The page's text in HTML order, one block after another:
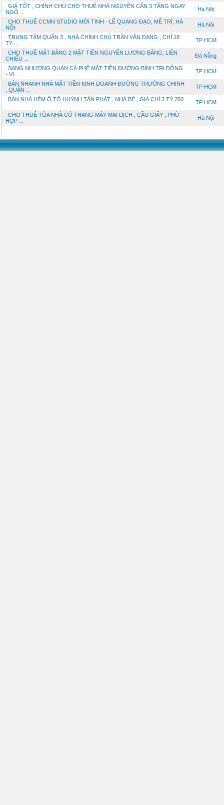
GIÁ TỐT , CHÍNH CHỦ CHO THUÊ NHÀ NGUYÊN CĂN 3 TẦNG NGAY
NGÕ ...
Hà Nội
CHO THUÊ CCMN STUDIO MỚI TINH - LÊ QUANG ĐẠO, MỄ TRÌ, HÀ
NỘI
Hà Nội
TRUNG TÂM QUẬN 3 , NHÀ CHÍNH CHỦ TRẦN VĂN ĐANG , CHỈ 18
TỶ ...
TP HCM
CHO THUÊ MẶT BẰNG 2 MẶT TIỀN NGUYỄN LƯƠNG BẰNG, LIÊN
CHIỂU ...
Đà Nẵng
SANG NHƯỢNG QUÁN CÀ PHÊ MẶT TIỀN ĐƯỜNG BÌNH TRỊ ĐÔNG
- VỊ ...
TP HCM
BÁN NHANH NHÀ MẶT TIỀN KINH DOANH ĐƯỜNG TRƯỜNG CHINH
, QUẬN ...
TP HCM
BÁN NHÀ HẺM Ô TÔ HUỲNH TẤN PHÁT , NHÀ BÈ , GIÁ CHỈ 3 TỶ 250
TP HCM
CHO THUÊ TÒA NHÀ CÓ THANG MÁY MAI DỊCH , CẦU GIẤY , PHÙ
HỢP ...
Hà Nội